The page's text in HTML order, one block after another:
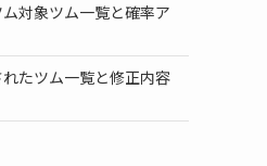
対象ツム一覧と確率ア
たツム一覧と修正内容